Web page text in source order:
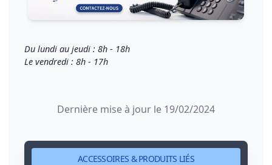
ACCESSOIRES & PRODUITS LIÉS
Du lundi au jeudi : 8h - 18h
Le vendredi : 8h - 17h
Dernière mise à jour le 19/02/2024